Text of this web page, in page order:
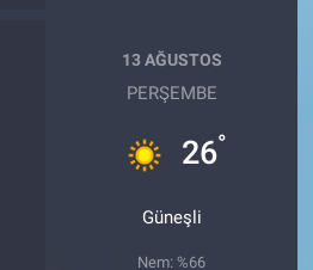
13 AĞUSTOS
PERŞEMBE
26°
Güneşli
Nem: %66